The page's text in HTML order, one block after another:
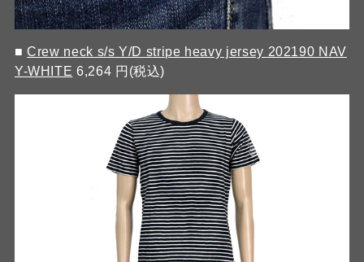
■Crew neck s/s Y/D stripe heavy jersey 202190 NAV
Y-WHITE 6,264 円(税込)